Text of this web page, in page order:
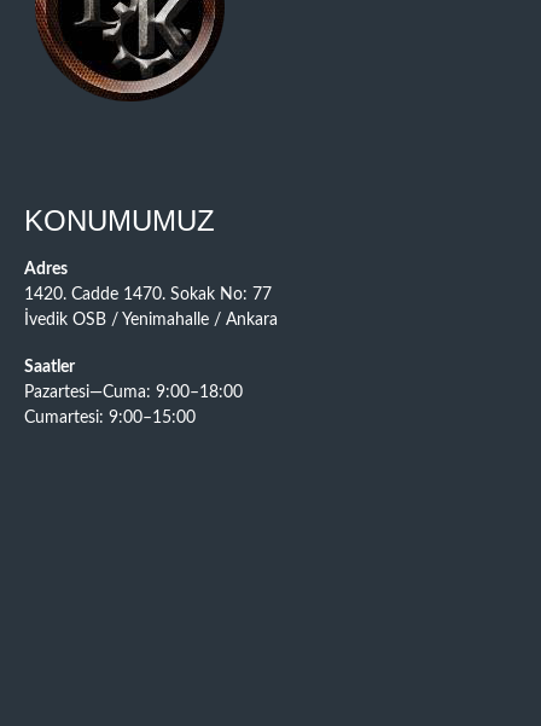
KONUMUMUZ
Adres
1420. Cadde 1470. Sokak No: 77
İvedik OSB / Yenimahalle / Ankara
Saatler
Pazartesi—Cuma: 9:00–18:00
Cumartesi: 9:00–15:00